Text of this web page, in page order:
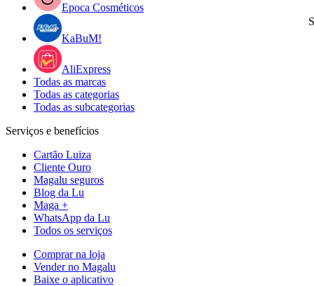
Epoca Cosméticos
KaBuM!
AliExpress
Todas as marcas
Todas as categorias
Todas as subcategorias
Serviços e benefícios
Cartão Luiza
Cliente Ouro
Magalu seguros
Blog da Lu
Maga +
WhatsApp da Lu
Todos os serviços
Comprar na loja
Vender no Magalu
Baixe o aplicativo